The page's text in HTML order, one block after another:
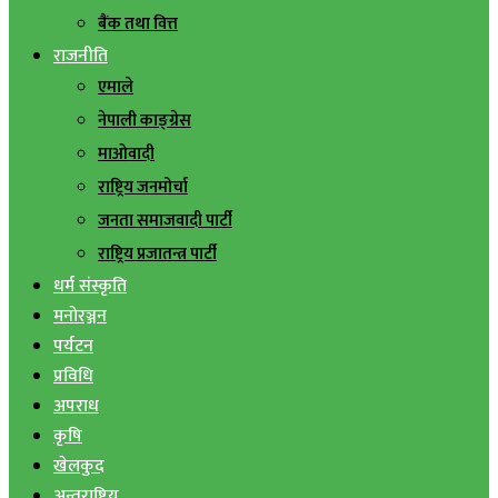
बैंक तथा वित्त
राजनीति
एमाले
नेपाली काङ्ग्रेस
माओवादी
राष्ट्रिय जनमोर्चा
जनता समाजवादी पार्टी
राष्ट्रिय प्रजातन्त्र पार्टी
धर्म संस्कृति
मनोरञ्जन
पर्यटन
प्रविधि
अपराध
कृषि
खेलकुद